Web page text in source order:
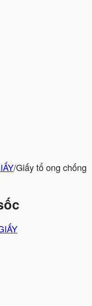
/Giấy tổ ong chống